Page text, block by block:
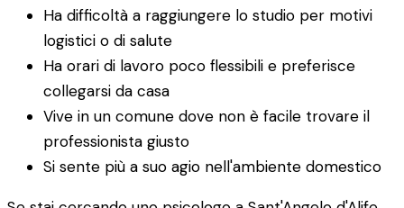
Ha difficoltà a raggiungere lo studio per motivi
logistici o di salute
Ha orari di lavoro poco flessibili e preferisce
collegarsi da casa
Vive in un comune dove non è facile trovare il
professionista giusto
Si sente più a suo agio nell'ambiente domestico